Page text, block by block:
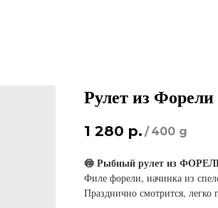
Рулет из
1 280 р. / 400 g
🍥 Рыбный рулет из
Филе форели, начинка из
Празднично смотрится, легко